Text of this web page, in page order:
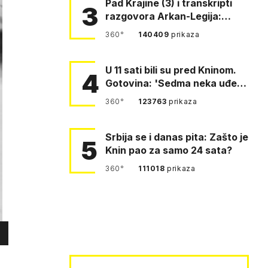
3
Pad Krajine (3) i transkripti
razgovora Arkan-Legija:
'Čujem, prelazite ustašam…
360° 140409prikaza
4 U 11 sati bili su pred Kninom.
Gotovina: 'Sedma neka uđe,
4. gardijska neka g…
360° 123763prikaza
5
Srbija se i danas pita: Zašto je
Knin pao za samo 24 sata?
360° 111018prikaza